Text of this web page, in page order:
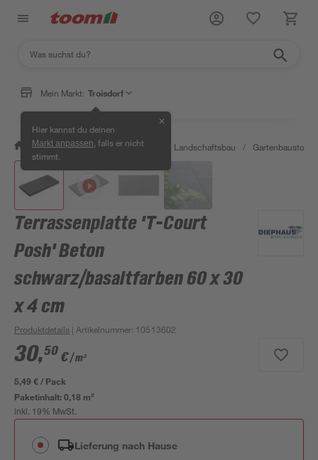
Mein Markt: Troisdorf
Hier kannst du deinen
Markt anpassen , falls er nicht
stimmt.
✕
/ Garten & Freizeit / Gartenbau & Landschaftsbau / Gartenbaustoffe
Terrassenplatte 'T-Court
Posh' Beton
schwarz/basaltfarben 60 x 30
x 4 cm
Produktdetails | Artikelnummer: 10513602
30,50 €/ m²
5,49 € / Pack
Paketinhalt:0,18 m²
inkl. 19% MwSt.
Lieferung nach Hause